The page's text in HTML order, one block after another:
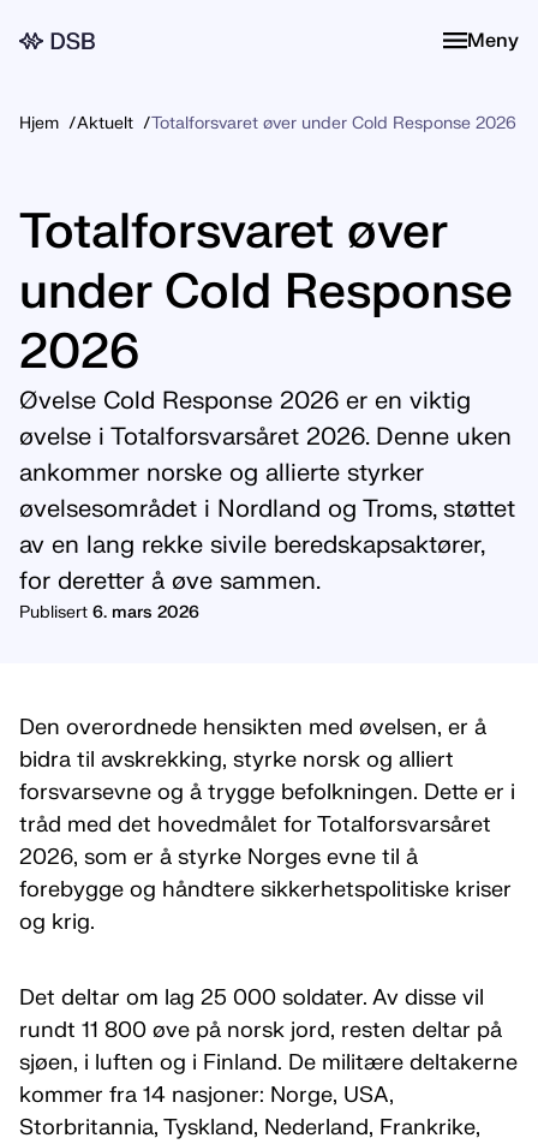
Meny
Meny
Hjem Aktuelt Totalforsvaret øver under Cold Response 2026
Totalforsvaret øver
under Cold Response
2026
Øvelse Cold Response 2026 er en viktig
øvelse i Totalforsvarsåret 2026. Denne uken
ankommer norske og allierte styrker
øvelsesområdet i Nordland og Troms, støttet
av en lang rekke sivile beredskapsaktører,
for deretter å øve sammen.
Publisert 6. mars 2026
Den overordnede hensikten med øvelsen, er å
bidra til avskrekking, styrke norsk og alliert
forsvarsevne og å trygge befolkningen. Dette er i
tråd med det hovedmålet for Totalforsvarsåret
2026, som er å styrke Norges evne til å
forebygge og håndtere sikkerhetspolitiske kriser
og krig.
Det deltar om lag 25 000 soldater. Av disse vil
rundt 11 800 øve på norsk jord, resten deltar på
sjøen, i luften og i Finland. De militære deltakerne
kommer fra 14 nasjoner: Norge, USA,
Storbritannia, Tyskland, Nederland, Frankrike,